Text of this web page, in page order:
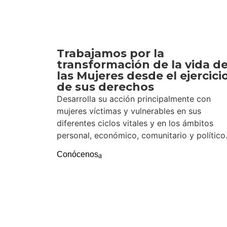
Trabajamos por la
transformación de la vida
las Mujeres desde el
de sus derechos
Desarrolla su acción principalmente con
mujeres víctimas y vulnerables en sus
diferentes ciclos vitales y en los ámbitos
personal, económico, comunitario y político.
Conócenos
“Es muy importante porque es un
territorio desde su creación hace 35
El registro aprobado también facilita el
medio de la participación organizada y el
e internacionales.
Hasta la fecha, según las cifras de la OEA,
por Santander y la 53 de Colombia.